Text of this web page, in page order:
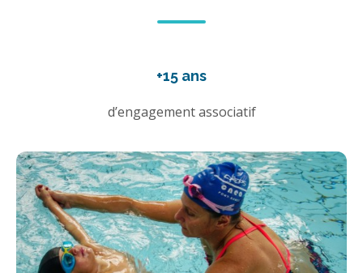
+15 ans
d’engagement associatif